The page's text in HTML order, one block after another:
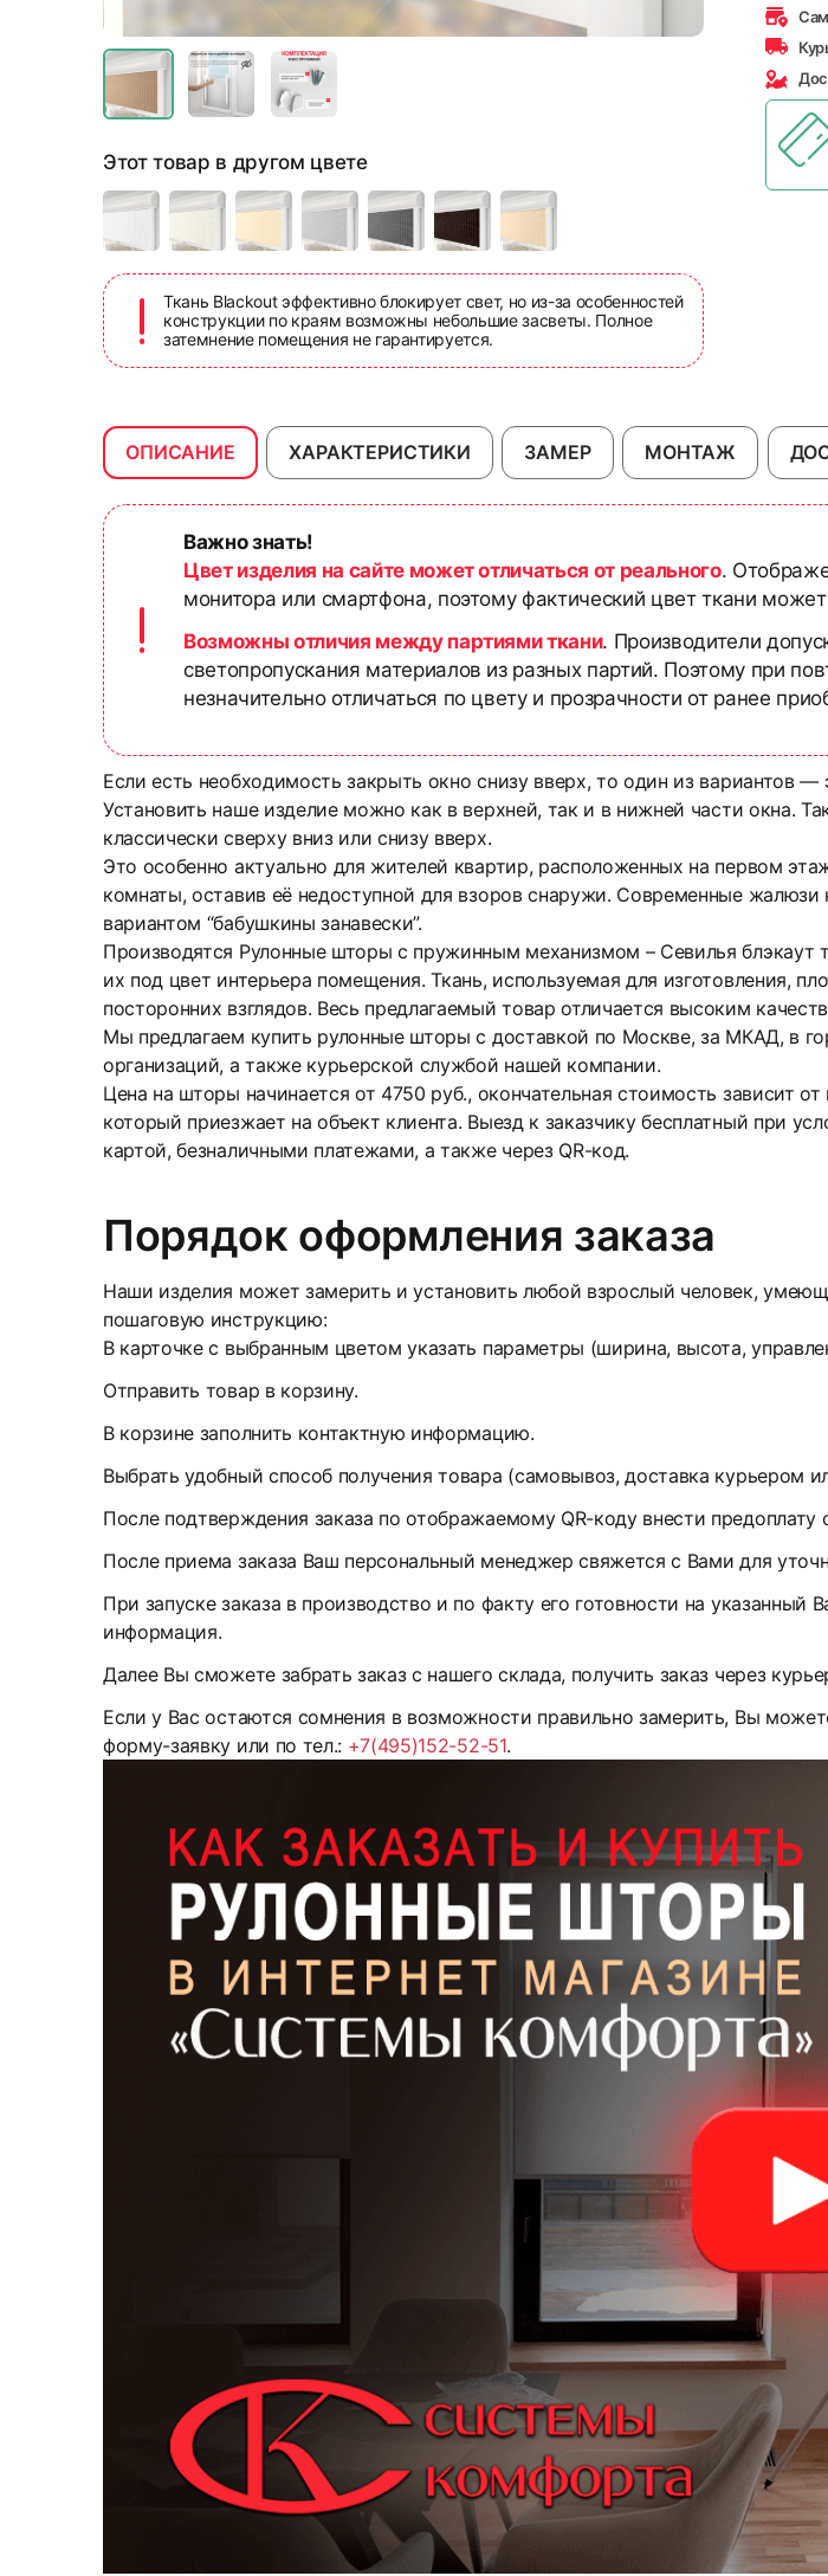
Этот товар в другом цвете
Ткань Blackout эффективно блокирует свет, но из-за особенностей
конструкции по краям возможны небольшие засветы. Полное
затемнение помещения не гарантируется.
ОПИСАНИЕ ХАРАКТЕРИСТИКИ ЗАМЕР МОНТАЖ
Важно знать!
Цвет изделия на сайте может отличаться от реального.
монитора или смартфона, поэтому фактический цвет ткани
Возможны отличия между партиями ткани. Производители
светопропускания материалов из разных партий. Поэтому при
незначительно отличаться по цвету и прозрачности от ранее
Если есть необходимость закрыть окно снизу вверх, то один из
Установить наше изделие можно как в верхней, так и в нижней части окна.
классически сверху вниз или снизу вверх.
Это особенно актуально для жителей квартир, расположенных на первом
комнаты, оставив её недоступной для взоров снаружи. Современные
вариантом “бабушкины занавески”.
Производятся Рулонные шторы с пружинным механизмом – Севилья блэкаут
их под цвет интерьера помещения. Ткань, используемая для изготовления,
посторонних взглядов. Весь предлагаемый товар отличается высоким
Мы предлагаем купить рулонные шторы с доставкой по Москве, за МКАД, в
организаций, а также курьерской службой нашей компании.
Цена на шторы начинается от 4750 руб., окончательная стоимость зависит
который приезжает на объект клиента. Выезд к заказчику бесплатный при
картой, безналичными платежами, а также через QR-код.
Порядок оформления заказа
Наши изделия может замерить и установить любой взрослый человек,
пошаговую инструкцию:
В карточке с выбранным цветом указать параметры (ширина, высота,
Отправить товар в корзину.
В корзине заполнить контактную информацию.
Выбрать удобный способ получения товара (самовывоз, доставка курьером
После подтверждения заказа по отображаемому QR-коду внести предоплату
После приема заказа Ваш персональный менеджер свяжется с Вами для
При запуске заказа в производство и по факту его готовности на
информация.
Далее Вы сможете забрать заказ с нашего склада, получить заказ через
Если у Вас остаются сомнения в возможности правильно замерить, Вы
форму-заявку или по тел.: +7(495)152-52-51.